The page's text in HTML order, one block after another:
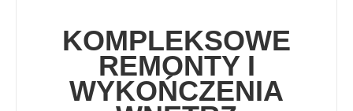
KOMPLEKSOWE
REMONTY I
WYKOŃCZENIA